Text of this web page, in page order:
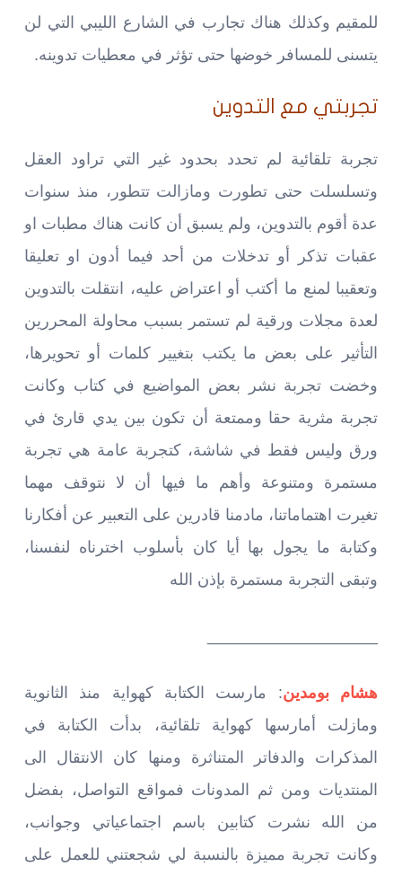
للمقيم وكذلك هناك تجارب في الشارع الليبي التي لن
يتسنى للمسافر خوضها حتى تؤثر في معطيات تدوينه.
تجربتي مع التدوين
تجربة تلقائية لم تحدد بحدود غير التي تراود العقل
وتسلسلت حتى تطورت ومازالت تتطور، منذ سنوات
عدة أقوم بالتدوين، ولم يسبق أن كانت هناك مطبات او
عقبات تذكر أو تدخلات من أحد فيما أدون او تعليقا
وتعقيبا لمنع ما أكتب أو اعتراض عليه، انتقلت بالتدوين
لعدة مجلات ورقية لم تستمر بسبب محاولة المحررين
التأثير على بعض ما يكتب بتغيير كلمات أو تحويرها،
وخضت تجربة نشر بعض المواضيع في كتاب وكانت
تجربة مثرية حقا وممتعة أن تكون بين يدي قارئ في
ورق وليس فقط في شاشة، كتجربة عامة هي تجربة
مستمرة ومتنوعة وأهم ما فيها أن لا نتوقف مهما
تغيرت اهتماماتنا، مادمنا قادرين على التعبير عن أفكارنا
وكتابة ما يجول بها أيا كان بأسلوب اخترناه لنفسنا،
وتبقى التجربة مستمرة بإذن الله
هشام بومدين: مارست الكتابة كهواية منذ الثانوية
ومازلت أمارسها كهواية تلقائية، بدأت الكتابة في
المذكرات والدفاتر المتناثرة ومنها كان الانتقال الى
المنتديات ومن ثم المدونات فمواقع التواصل، بفضل
من الله نشرت كتابين باسم اجتماعياتي وجوانب،
وكانت تجربة مميزة بالنسبة لي شجعتني للعمل على